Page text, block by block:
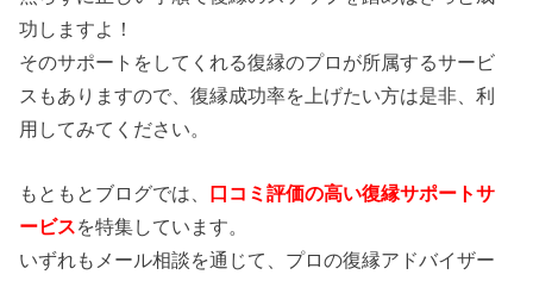
功しますよ！
そのサポートをしてくれる復縁のプロが所属するサービ
スもありますので、復縁成功率を上げたい方は是非、利
用してみてください。
もともとブログでは、 口コミ評価の高い復縁サポートサ
ービスを特集しています。
いずれもメール相談を通じて、プロの復縁アドバイザー